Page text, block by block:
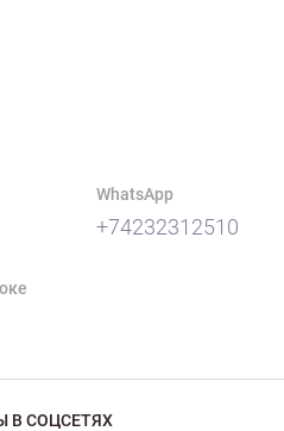
WhatsApp
+74232312510
В СОЦСЕТЯХ